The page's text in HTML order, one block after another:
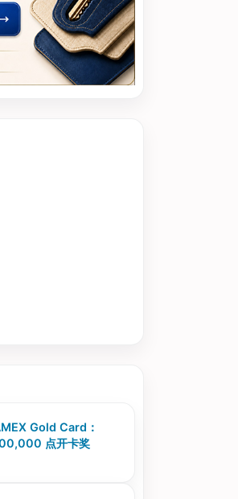
Gold Card：
点开卡奖